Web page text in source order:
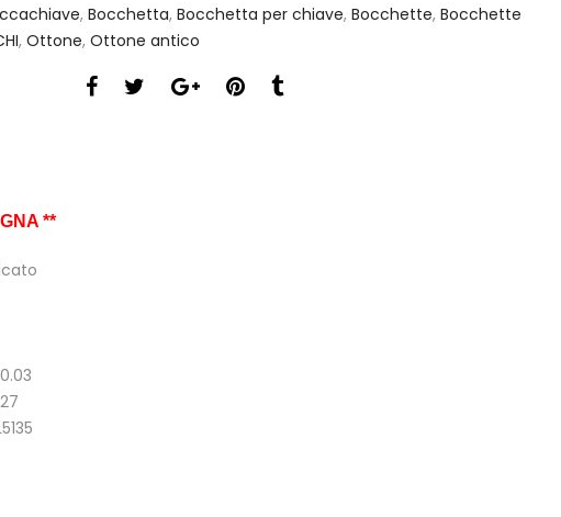
, Bocchetta, Bocchetta per chiave, Bocchette, Bocchette
, Ottone, Ottone antico
**